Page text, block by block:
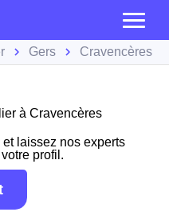
Gers Cravencères
à Cravencères
laissez nos experts
profil.